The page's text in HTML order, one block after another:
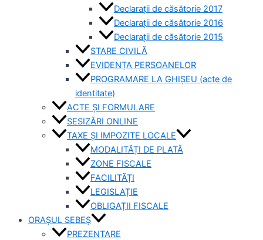
Declarații de căsătorie 2017
Declarații de căsătorie 2016
Declarații de căsătorie 2015
STARE CIVILĂ
EVIDENȚA PERSOANELOR
PROGRAMARE LA GHIȘEU (acte de
identitate)
ACTE ȘI FORMULARE
SESIZĂRI ONLINE
TAXE ȘI IMPOZITE LOCALE
MODALITĂȚI DE PLATĂ
ZONE FISCALE
FACILITĂȚI
LEGISLAȚIE
OBLIGAȚII FISCALE
ORAȘUL SEBEȘ
PREZENTARE